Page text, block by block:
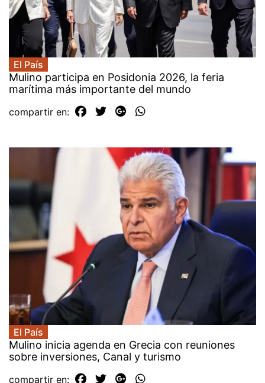
El País
Mulino participa en Posidonia 2026, la feria
marítima más importante del mundo
compartir en:
El País
Mulino inicia agenda en Grecia con reuniones
sobre inversiones, Canal y turismo
compartir en: